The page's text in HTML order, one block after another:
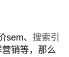
sem、 搜索引
营销等，那么